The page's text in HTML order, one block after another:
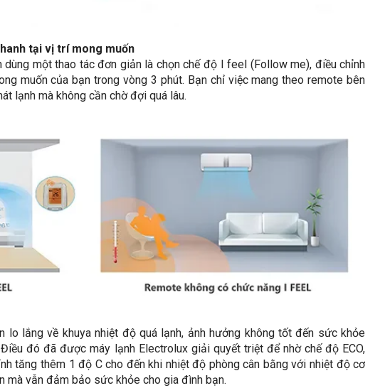
tại vị trí mong muốn
dùng một thao tác đơn giản là chọn chế độ I feel (Follow me), điều chỉnh
muốn của bạn trong vòng 3 phút. Bạn chỉ việc mang theo remote bên
lạnh mà không cần chờ đợi quá lâu.
lo lắng về khuya nhiệt độ quá lạnh, ảnh hưởng không tốt đến sức khỏe
đó đã được máy lạnh Electrolux giải quyết triệt để nhờ chế độ ECO,
tăng thêm 1 độ C cho đến khi nhiệt độ phòng cân bằng với nhiệt độ cơ
mà vẫn đảm bảo sức khỏe cho gia đình bạn.